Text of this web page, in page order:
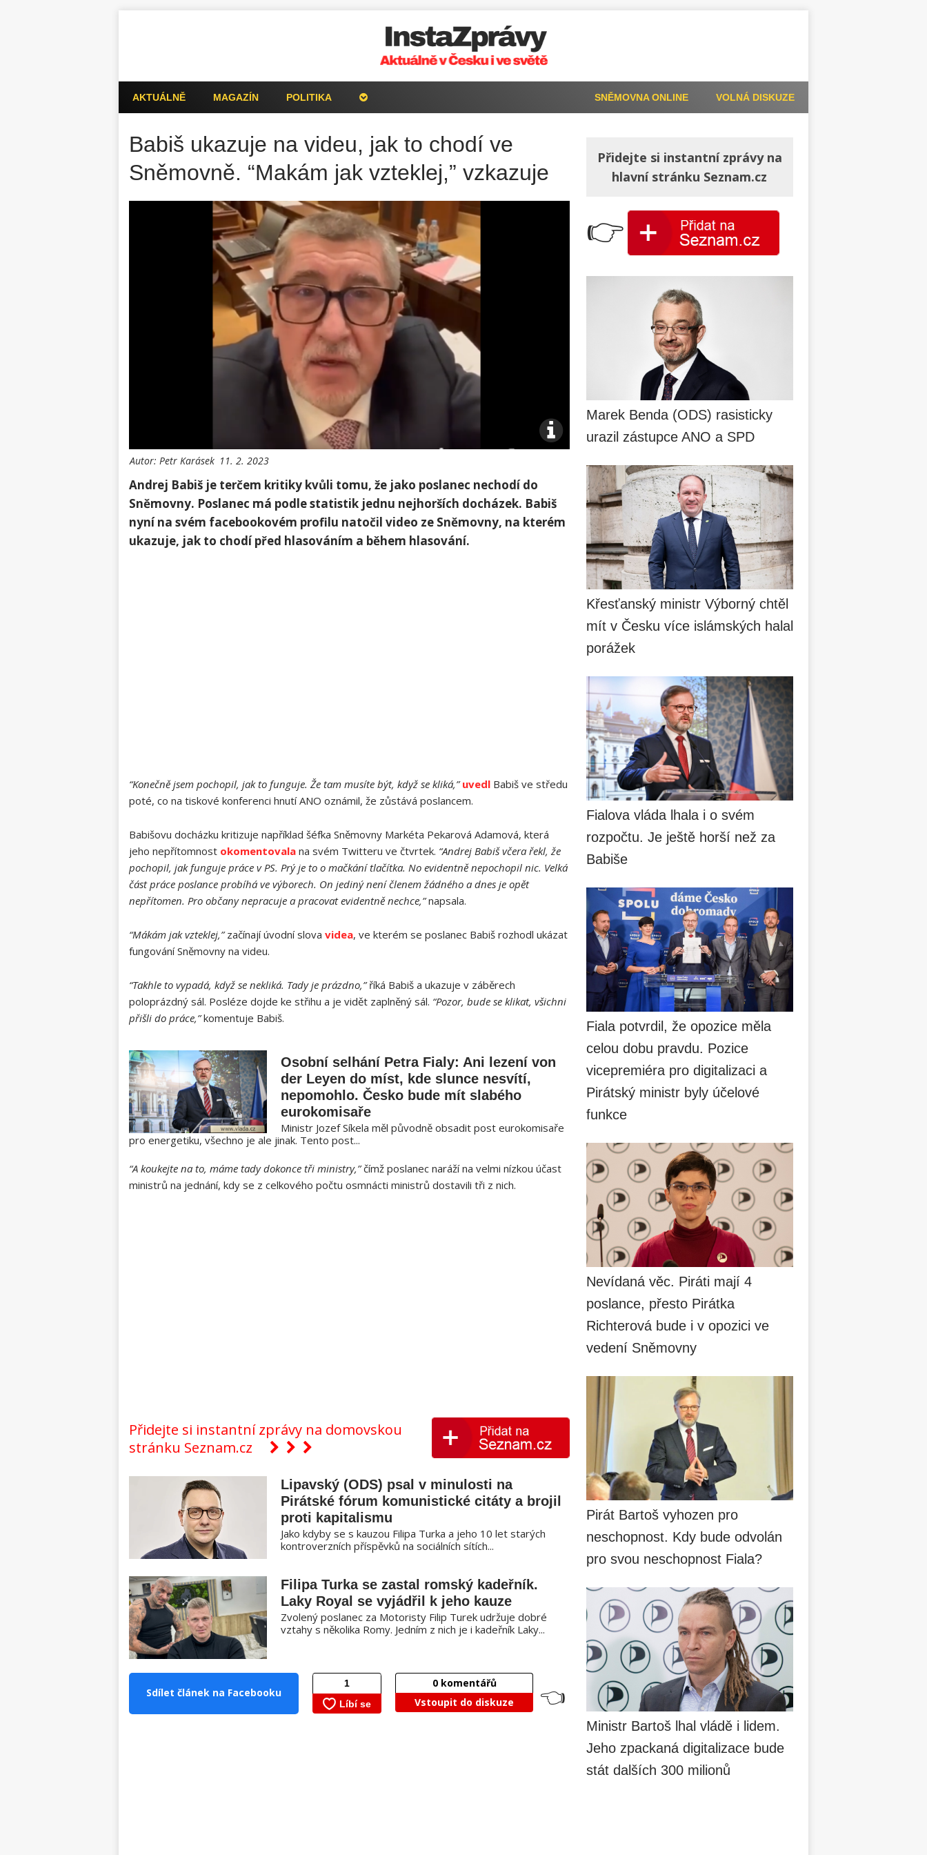
AKTUÁLNĚ MAGAZÍN POLITIKA VOLNÁ DISKUZE
SNĚMOVNA ONLINE
Babiš ukazuje na videu, jak to chodí ve
Sněmovně. “Makám jak vzteklej,” vzkazuje
Autor: Petr Karásek 11. 2. 2023
Andrej Babiš je terčem kritiky kvůli tomu, že jako poslanec nechodí do
Sněmovny. Poslanec má podle statistik jednu nejhorších docházek. Babiš
nyní na svém facebookovém profilu natočil video ze Sněmovny, na kterém
ukazuje, jak to chodí před hlasováním a během hlasování.
“Konečně jsem pochopil, jak to funguje. Že tam musíte být, když se kliká,” uvedl Babiš ve středu
poté, co na tiskové konferenci hnutí ANO oznámil, že zůstává poslancem.
Babišovu docházku kritizuje například šéfka Sněmovny Markéta Pekarová Adamová, která
jeho nepřítomnost okomentovala na svém Twitteru ve čtvrtek. “Andrej Babiš včera řekl, že
pochopil, jak funguje práce v PS. Prý je to o mačkání tlačítka. No evidentně nepochopil nic. Velká
část práce poslance probíhá ve výborech. On jediný není členem žádného a dnes je opět
nepřítomen. Pro občany nepracuje a pracovat evidentně nechce,”napsala.
“Mákám jak vzteklej,”začínají úvodní slova videa, ve kterém se poslanec Babiš rozhodl ukázat
fungování Sněmovny na videu.
“Takhle to vypadá, když se nekliká. Tady je prázdno,”říká Babiš a ukazuje v záběrech
poloprázdný sál. Posléze dojde ke střihu a je vidět zaplněný sál. “Pozor, bude se klikat, všichni
přišli do práce,”komentuje Babiš.
Osobní selhání Petra Fialy: Ani lezení von
der Leyen do míst, kde slunce nesvítí,
nepomohlo. Česko bude mít slabého
eurokomisaře
Ministr Jozef Síkela měl původně obsadit post eurokomisaře
pro energetiku, všechno je ale jinak. Tento post...
“A koukejte na to, máme tady dokonce tři ministry,”čímž poslanec naráží na velmi nízkou účast
ministrů na jednání, kdy se z celkového počtu osmnácti ministrů dostavili tři z nich.
Přidejte si instantní zprávy na domovskou
stránku Seznam.cz
Lipavský (ODS) psal v minulosti na
Pirátské fórum komunistické citáty a brojil
proti kapitalismu
Jako kdyby se s kauzou Filipa Turka a jeho 10 let starých
kontroverzních příspěvků na sociálních sítích...
Filipa Turka se zastal romský kadeřník.
Laky Royal se vyjádřil k jeho kauze
Zvolený poslanec za Motoristy Filip Turek udržuje dobré
vztahy s několika Romy. Jedním z nich je i kadeřník Laky...
Sdílet článek na Facebooku
0komentářů
Vstoupit do diskuze
👈
Přidejte si instantní zprávy na
hlavní stránku Seznam.cz
👉
Marek Benda (ODS) rasisticky
urazil zástupce ANO a SPD
Křesťanský ministr Výborný chtěl
mít v Česku více islámských halal
porážek
Fialova vláda lhala i o svém
rozpočtu. Je ještě horší než za
Babiše
Fiala potvrdil, že opozice měla
celou dobu pravdu. Pozice
vicepremiéra pro digitalizaci a
Pirátský ministr byly účelové
funkce
Nevídaná věc. Piráti mají 4
poslance, přesto Pirátka
Richterová bude i v opozici ve
vedení Sněmovny
Pirát Bartoš vyhozen pro
neschopnost. Kdy bude odvolán
pro svou neschopnost Fiala?
Ministr Bartoš lhal vládě i lidem.
Jeho zpackaná digitalizace bude
stát dalších 300 milionů